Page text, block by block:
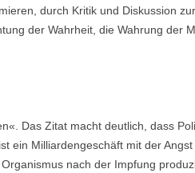
durch Kritik und Diskussion
der Wahrheit, die Wahrung der
Das Zitat macht deutlich, dass
ein Milliardengeschäft mit der Angst
nach der Impfung